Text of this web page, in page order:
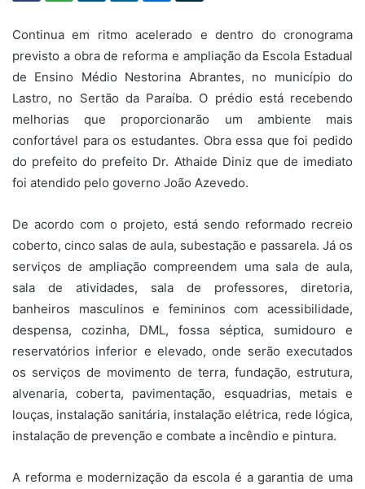
Continua em ritmo acelerado e dentro do cronograma
previsto a obra de reforma e ampliação da Escola Estadual
de Ensino Médio Nestorina Abrantes, no município do
Lastro, no Sertão da Paraíba. O prédio está recebendo
melhorias que proporcionarão um ambiente mais
confortável para os estudantes. Obra essa que foi pedido
do prefeito do prefeito Dr. Athaide Diniz que de imediato
foi atendido pelo governo João Azevedo.
De acordo com o projeto, está sendo reformado recreio
coberto, cinco salas de aula, subestação e passarela. Já os
serviços de ampliação compreendem uma sala de aula,
sala de atividades, sala de professores, diretoria,
banheiros masculinos e femininos com acessibilidade,
despensa, cozinha, DML, fossa séptica, sumidouro e
reservatórios inferior e elevado, onde serão executados
os serviços de movimento de terra, fundação, estrutura,
alvenaria, coberta, pavimentação, esquadrias, metais e
louças, instalação sanitária, instalação elétrica, rede lógica,
instalação de prevenção e combate a incêndio e pintura.
A reforma e modernização da escola é a garantia de uma